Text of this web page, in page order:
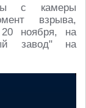
с камеры
взрыва,
ноября, на
завод" на